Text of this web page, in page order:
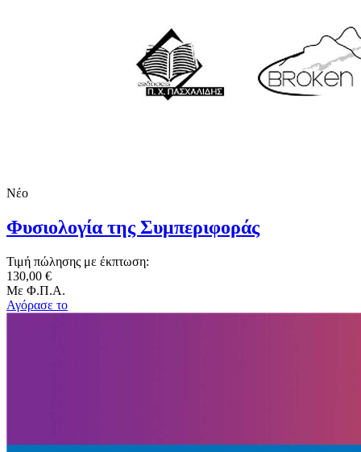
Νέο
Φυσιολογία της Συμπεριφοράς
Τιμή πώλησης με έκπτωση:
130,00 €
Με Φ.Π.Α.
Αγόρασε το